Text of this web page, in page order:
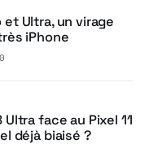
et Ultra, un virage
iPhone
Ultra face au Pixel 11
déjà biaisé ?